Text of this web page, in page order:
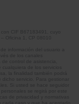
, con CIF B67183491, cuyo